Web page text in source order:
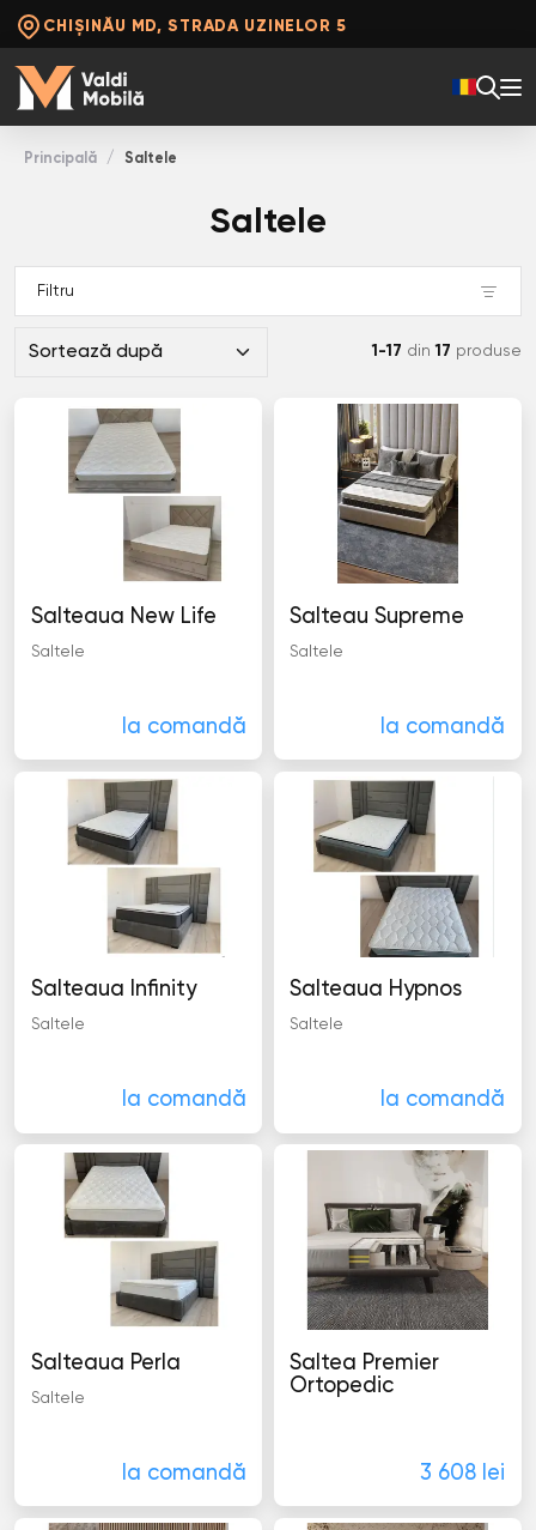
CHIȘINĂU MD, STRADA UZINELOR 5
Principală Saltele
Saltele
Filtru
1-17 din17 produse
Salteaua New Life
Saltele
la comandă
Salteau Supreme
Saltele
la comandă
Salteaua Infinity
Saltele
la comandă
Salteaua Hypnos
Saltele
la comandă
Salteaua Perla
Saltele
la comandă
Saltea Premier
Ortopedic
3 608 lei